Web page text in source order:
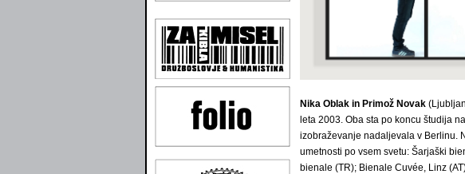
Nika Oblak in Primož Novak
leta 2003. Oba sta po koncu študija
izobraževanje nadaljevala v Berlinu.
umetnosti po vsem svetu: Šarjaški
bienale (TR); Bienale Cuvée, Linz